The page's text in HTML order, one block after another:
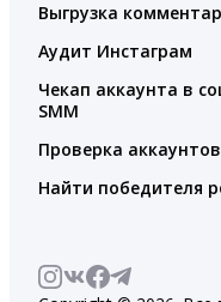
Выгрузка
Аудит Инстаграм
Чекап аккаунта в
SMM
Проверка
Найти победителя